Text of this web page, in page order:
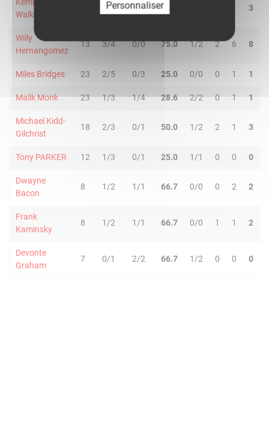
Walker
1/10 4/9 26.3 3
Willy
Hernangomez
13 3/4 0/0 75.0 1/2 2 6 8
Miles Bridges 23 2/5 0/3 25.0 0/0 0 1 1
Malik Monk 23 1/3 1/4 28.6 2/2 0 1 1
Michael Kidd-
Gilchrist
18 2/3 0/1 50.0 1/2 2 1 3
Tony PARKER 12 1/3 0/1 25.0 1/1 0 0 0
Dwayne
Bacon
8 1/2 1/1 66.7 0/0 0 2 2
Frank
Kaminsky
8 1/2 1/1 66.7 0/0 1 1 2
Devonte
Graham
7 0/1 2/2 66.7 1/2 0 0 0
Personnaliser